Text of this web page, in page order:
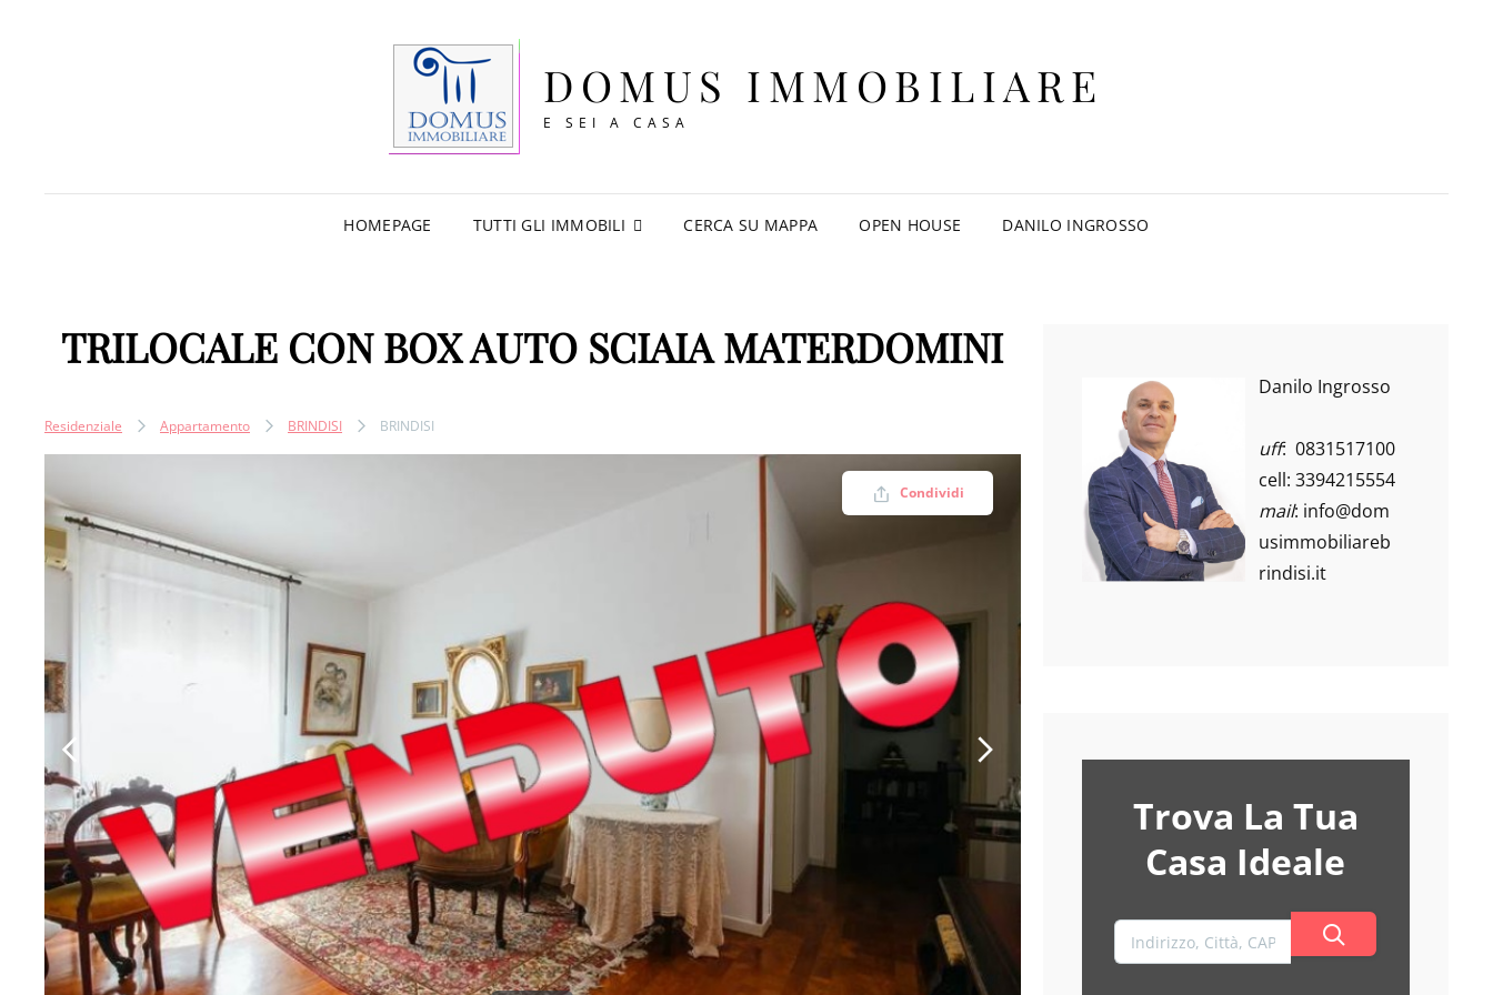
DOMUS IMMOBILIARE
E SEI A CASA
HOMEPAGE TUTTI GLI IMMOBILI CERCA SU MAPPA OPEN HOUSE DANILO INGROSSO
TRILOCALE CON BOX AUTO SCIAIA MATERDOMINI
Residenziale Appartamento BRINDISI BRINDISI
Condividi
Danilo Ingrosso
uff: 0831517100
cell: 3394215554
mail: info@dom
usimmobiliareb
rindisi.it
Trova La Tua
Casa Ideale